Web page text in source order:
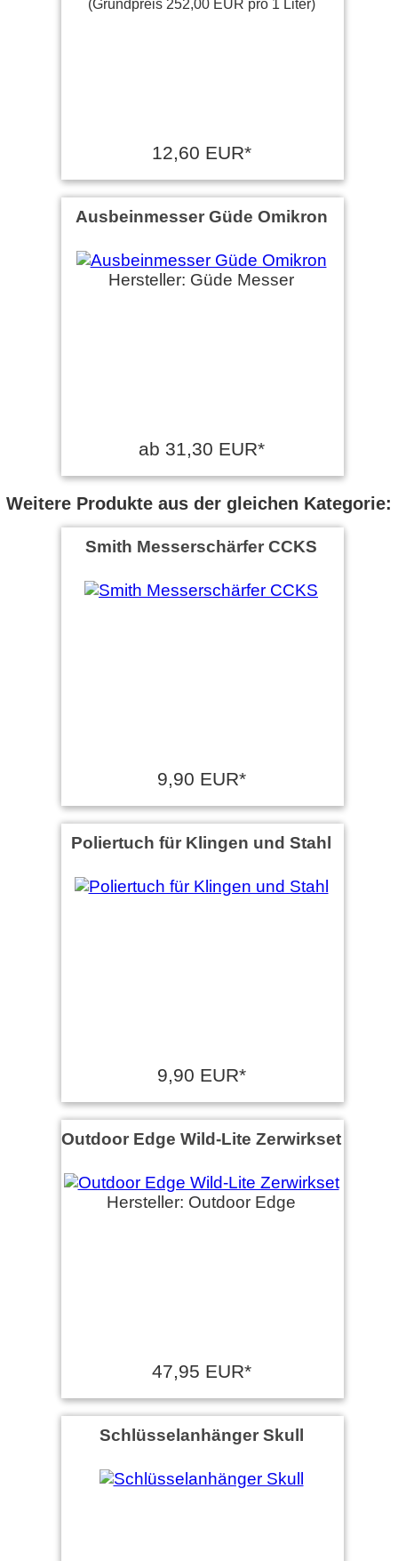
(Grundpreis 252,00 EUR pro 1 Liter)
12,60 EUR*
Ausbeinmesser Güde Omikron
Hersteller: Güde Messer
ab 31,30 EUR*
Weitere Produkte aus der gleichen Kategorie:
Smith Messerschärfer CCKS
9,90 EUR*
Poliertuch für Klingen und Stahl
9,90 EUR*
Outdoor Edge Wild-Lite Zerwirkset
Hersteller: Outdoor Edge
47,95 EUR*
Schlüsselanhänger Skull